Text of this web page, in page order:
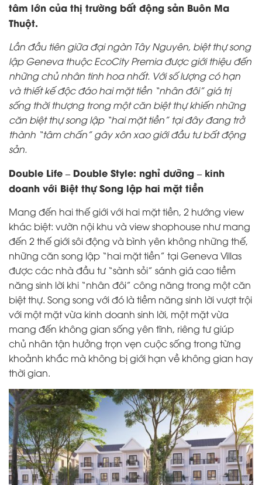
tâm lớn của thị trường bất động sản Buôn Ma
Thuột.
Lần đầu tiên giữa đại ngàn Tây Nguyên, biệt thự song
lập Geneva thuộc EcoCity Premia được giới thiệu đến
những chủ nhân tinh hoa nhất. Với số lượng có hạn
và thiết kế độc đáo hai mặt tiền “nhân đôi” giá trị
sống thời thượng trong một căn biệt thự khiến những
căn biệt thự song lập “hai mặt tiền” tại đây đang trở
thành “tâm chấn” gây xôn xao giới đầu tư bất động
sản.
Double Life – Double Style: nghỉ dưỡng – kinh
doanh với Biệt thự Song lập hai mặt tiền
Mang đến hai thế giới với hai mặt tiền, 2 hướng view
khác biệt: vườn nội khu và view shophouse như mang
đến 2 thế giới sôi động và bình yên không những thế,
những căn song lập “hai mặt tiền” tại Geneva Villas
được các nhà đầu tư “sành sỏi” sánh giá cao tiềm
năng sinh lời khi “nhân đôi” công năng trong một căn
biệt thự. Song song với đó là tiềm năng sinh lời vượt trội
với một mặt vừa kinh doanh sinh lời, một mặt vừa
mang đến không gian sống yên tĩnh, riêng tư giúp
chủ nhân tận hưởng trọn vẹn cuộc sống trong từng
khoảnh khắc mà không bị giới hạn về không gian hay
thời gian.